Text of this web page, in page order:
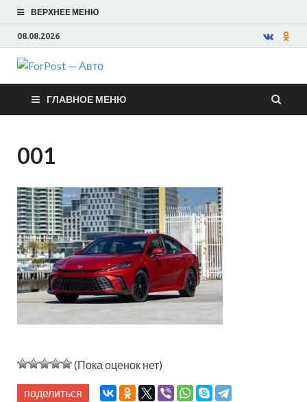
ВЕРХНЕЕ МЕНЮ
08.08.2026
ForPost —
Авто
ГЛАВНОЕ МЕНЮ
001
(Пока оценок нет)
поделиться